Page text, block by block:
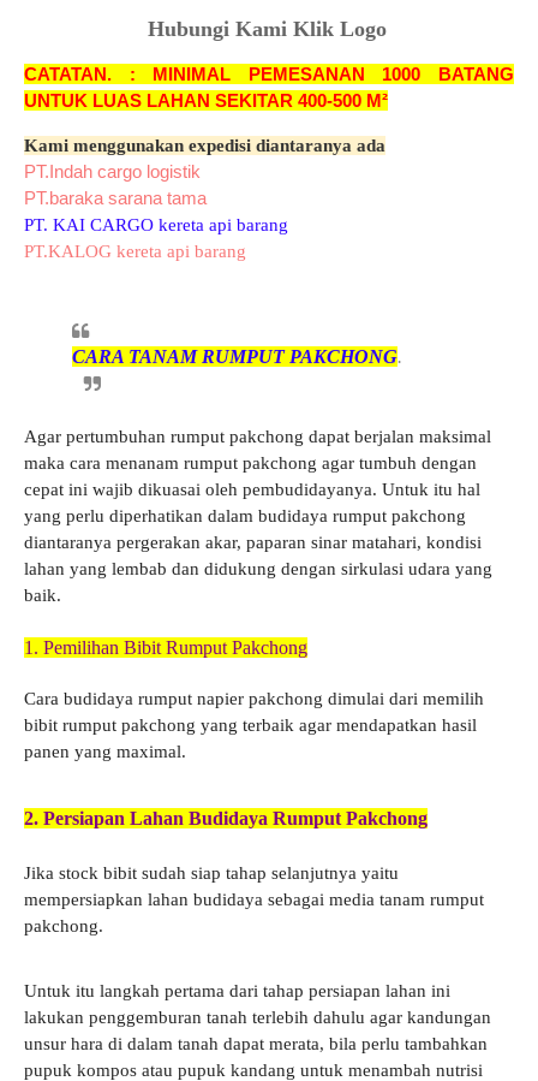
Hubungi Kami Klik Logo
CATATAN. : MINIMAL PEMESANAN 1000 BATANG
UNTUK LUAS LAHAN SEKITAR 400-500 M²
Kami menggunakan expedisi diantaranya ada
PT.Indah cargo logistik
PT.baraka sarana tama
PT. KAI CARGO kereta api barang
PT.KALOG kereta api barang
CARA TANAM RUMPUT PAKCHONG.
Agar pertumbuhan rumput pakchong dapat berjalan maksimal
maka cara menanam rumput pakchong agar tumbuh dengan
cepat ini wajib dikuasai oleh pembudidayanya. Untuk itu hal
yang perlu diperhatikan dalam budidaya rumput pakchong
diantaranya pergerakan akar, paparan sinar matahari, kondisi
lahan yang lembab dan didukung dengan sirkulasi udara yang
baik.
1. Pemilihan Bibit Rumput Pakchong
Cara budidaya rumput napier pakchong dimulai dari memilih
bibit rumput pakchong yang terbaik agar mendapatkan hasil
panen yang maximal.
2. Persiapan Lahan Budidaya Rumput Pakchong
Jika stock bibit sudah siap tahap selanjutnya yaitu
mempersiapkan lahan budidaya sebagai media tanam rumput
pakchong.
Untuk itu langkah pertama dari tahap persiapan lahan ini
lakukan penggemburan tanah terlebih dahulu agar kandungan
unsur hara di dalam tanah dapat merata, bila perlu tambahkan
pupuk kompos atau pupuk kandang untuk menambah nutrisi